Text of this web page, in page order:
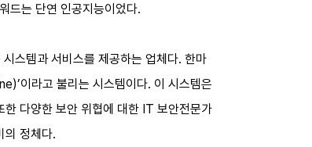
는 단연 인공지능이었다.
스템과 서비스를 제공하는 업체다. 한마
이라고 불리는 시스템이다. 이 시스템은
다양한 보안 위협에 대한 IT 보안전문가
의 정체다.